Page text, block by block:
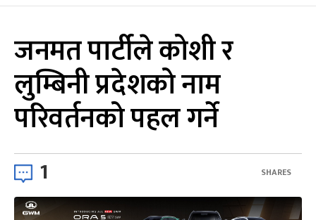
जनमत पार्टीले कोशी र
लुम्बिनी प्रदेशको नाम
परिवर्तनको पहल गर्ने
1 SHARES